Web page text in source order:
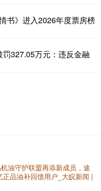
书》进入2026年度票房榜
327.05万元：违反金融
油守护联盟再添新成员，途
正品油补回馈用户_大皖新闻 |